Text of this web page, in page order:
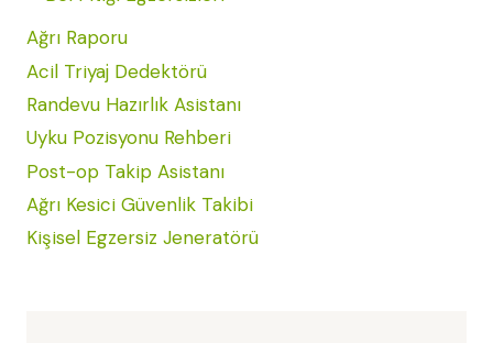
Ağrı Raporu
Acil Triyaj Dedektörü
Randevu Hazırlık Asistanı
Uyku Pozisyonu Rehberi
Post-op Takip Asistanı
Ağrı Kesici Güvenlik Takibi
Kişisel Egzersiz Jeneratörü